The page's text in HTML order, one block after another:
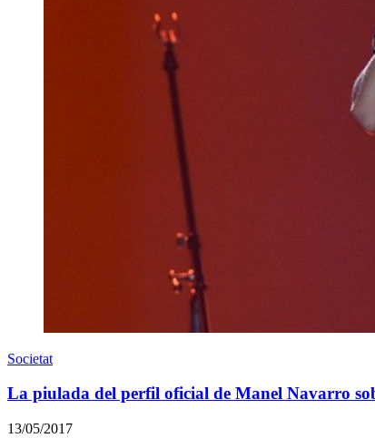
Societat
La piulada del perfil oficial de Manel Navarro
13/05/2017